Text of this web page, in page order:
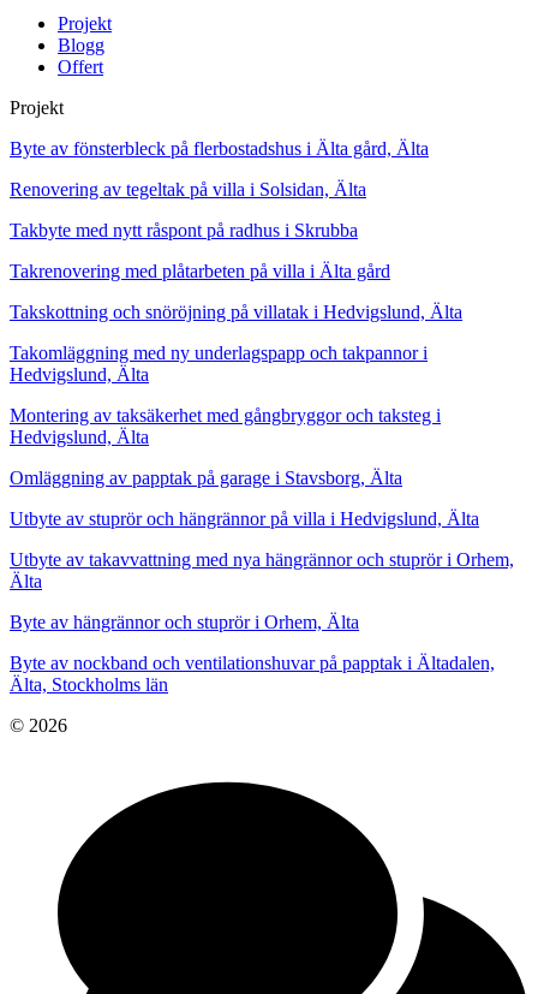
Projekt
Blogg
Offert
Projekt
Byte av fönsterbleck på flerbostadshus i Älta gård, Älta
Renovering av tegeltak på villa i Solsidan, Älta
Takbyte med nytt råspont på radhus i Skrubba
Takrenovering med plåtarbeten på villa i Älta gård
Takskottning och snöröjning på villatak i Hedvigslund, Älta
Takomläggning med ny underlagspapp och takpannor i
Hedvigslund, Älta
Montering av taksäkerhet med gångbryggor och taksteg i
Hedvigslund, Älta
Omläggning av papptak på garage i Stavsborg, Älta
Utbyte av stuprör och hängrännor på villa i Hedvigslund, Älta
Utbyte av takavvattning med nya hängrännor och stuprör i Orhem,
Älta
Byte av hängrännor och stuprör i Orhem, Älta
Byte av nockband och ventilationshuvar på papptak i Ältadalen,
Älta, Stockholms län
© 2026